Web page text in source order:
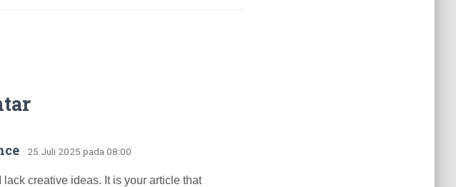
· 25 Juli 2025 pada 08:00
creative ideas. It is your article that